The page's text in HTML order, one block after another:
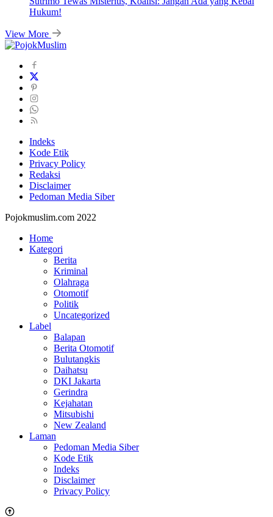
Hukum!
View More
Indeks
Kode Etik
Privacy Policy
Redaksi
Disclaimer
Pedoman Media Siber
Pojokmuslim.com 2022
Home
Kategori
Berita
Kriminal
Olahraga
Otomotif
Politik
Uncategorized
Label
Balapan
Berita Otomotif
Bulutangkis
Daihatsu
DKI Jakarta
Gerindra
Kejahatan
Mitsubishi
New Zealand
Laman
Pedoman Media Siber
Kode Etik
Indeks
Disclaimer
Privacy Policy